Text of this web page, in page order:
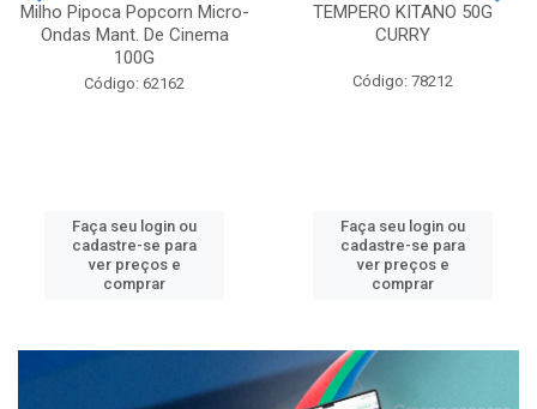
Milho Pipoca Popcorn Micro-
Ondas Mant. De Cinema
100G
Código: 62162
Faça seu login ou
cadastre-se para
ver preços e
comprar
TEMPERO KITANO 50G
CURRY
Código: 78212
Faça seu login ou
cadastre-se para
ver preços e
comprar